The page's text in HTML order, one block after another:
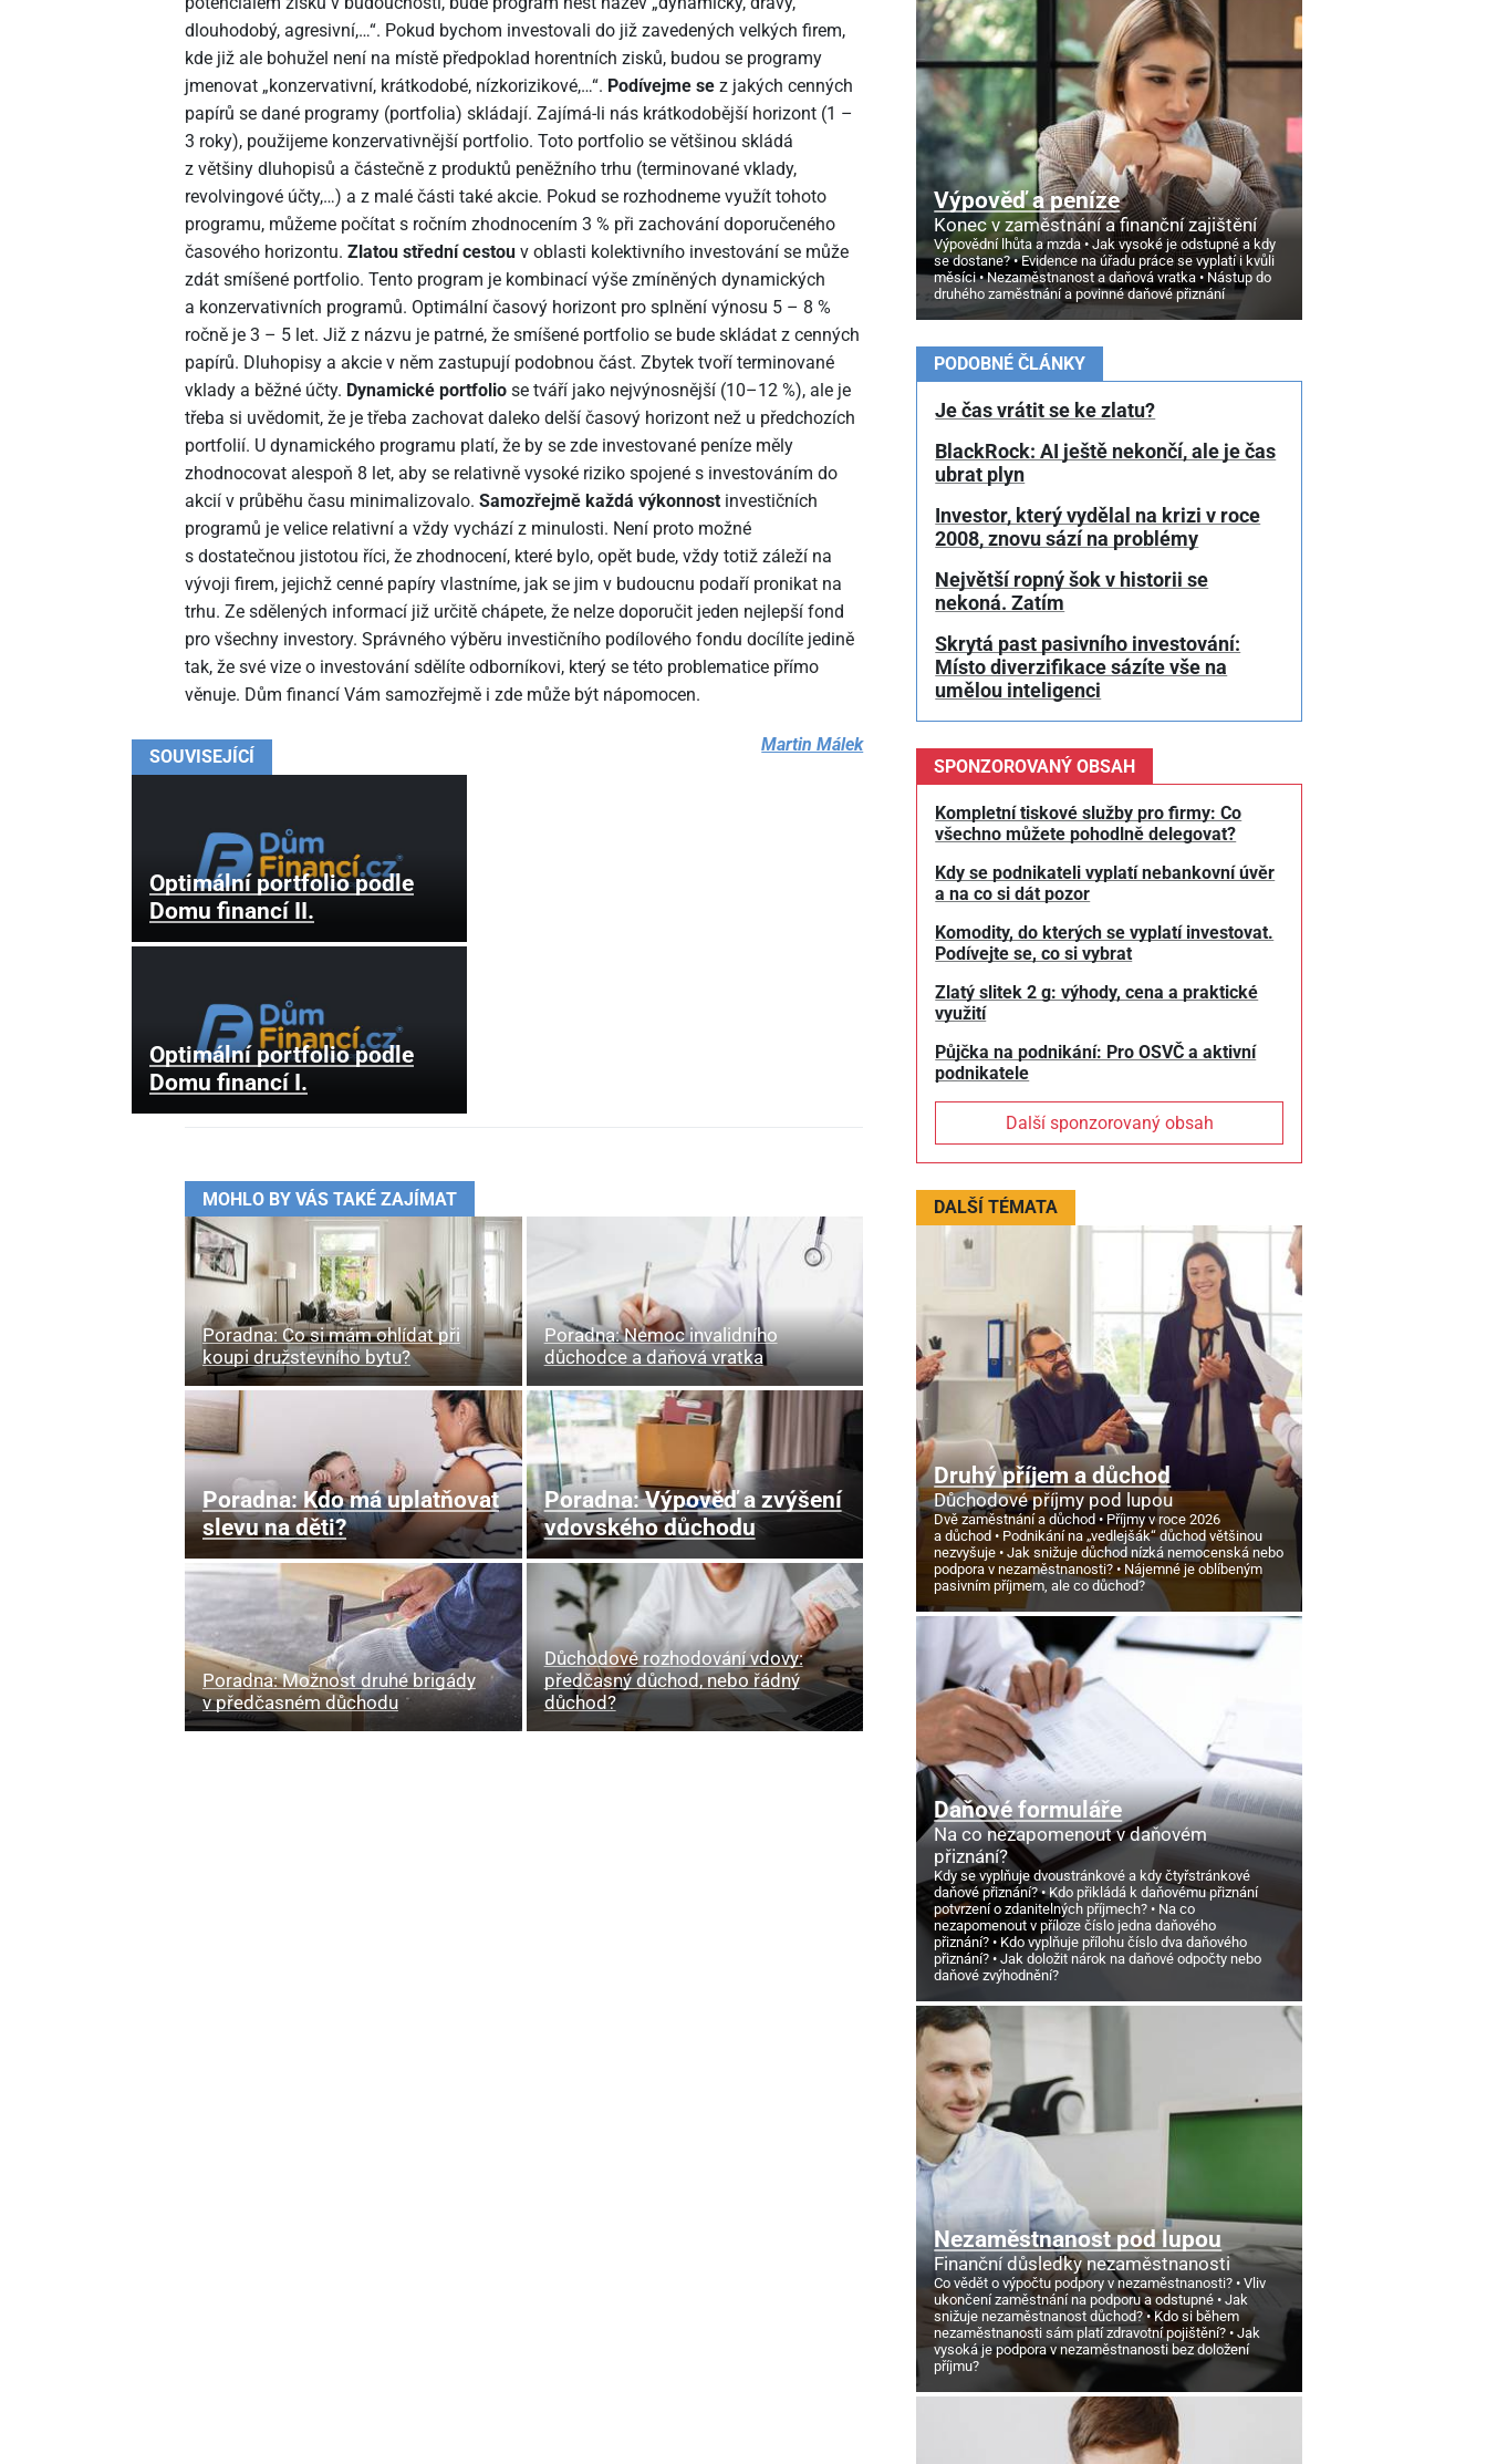
dlouhodobý, agresivní,…“. Pokud bychom investovali do již zavedených velkých firem,
kde již ale bohužel není na místě předpoklad horentních zisků, budou se programy
jmenovat „konzervativní, krátkodobé, nízkorizikové,…“. Podívejme se z jakých cenných
papírů se dané programy (portfolia) skládají. Zajímá-li nás krátkodobější horizont (1 –
3 roky), použijeme konzervativnější portfolio. Toto portfolio se většinou skládá
z většiny dluhopisů a částečně z produktů peněžního trhu (terminované vklady,
revolvingové účty,…) a z malé části také akcie. Pokud se rozhodneme využít tohoto
programu, můžeme počítat s ročním zhodnocením 3 % při zachování doporučeného
časového horizontu. Zlatou střední cestou v oblasti kolektivního investování se může
zdát smíšené portfolio. Tento program je kombinací výše zmíněných dynamických
a konzervativních programů. Optimální časový horizont pro splnění výnosu 5 – 8 %
ročně je 3 – 5 let. Již z názvu je patrné, že smíšené portfolio se bude skládat z cenných
papírů. Dluhopisy a akcie v něm zastupují podobnou část. Zbytek tvoří terminované
vklady a běžné účty. Dynamické portfolio se tváří jako nejvýnosnější (10–12 %), ale je
třeba si uvědomit, že je třeba zachovat daleko delší časový horizont než u předchozích
portfolií. U dynamického programu platí, že by se zde investované peníze měly
zhodnocovat alespoň 8 let, aby se relativně vysoké riziko spojené s investováním do
akcií v průběhu času minimalizovalo. Samozřejmě každá výkonnost investičních
programů je velice relativní a vždy vychází z minulosti. Není proto možné
s dostatečnou jistotou říci, že zhodnocení, které bylo, opět bude, vždy totiž záleží na
vývoji firem, jejichž cenné papíry vlastníme, jak se jim v budoucnu podaří pronikat na
trhu. Ze sdělených informací již určitě chápete, že nelze doporučit jeden nejlepší fond
pro všechny investory. Správného výběru investičního podílového fondu docílíte jedině
tak, že své vize o investování sdělíte odborníkovi, který se této problematice přímo
věnuje. Dům financí Vám samozřejmě i zde může být nápomocen.
SOUVISEJÍCÍ
Optimální portfolio podle
Domu financí II.
Optimální portfolio podle
Domu financí I.
Martin Málek
MOHLO BY VÁS TAKÉ ZAJÍMAT
Poradna: Co si mám ohlídat při
koupi družstevního bytu?
Poradna: Nemoc invalidního
důchodce a daňová vratka
Poradna: Kdo má uplatňovat
slevu na děti?
Poradna: Výpověď a zvýšení
vdovského důchodu
Poradna: Možnost druhé brigády
v předčasném důchodu
Důchodové rozhodování vdovy:
předčasný důchod, nebo řádný
důchod?
Výpověď a peníze
Konec v zaměstnání a finanční zajištění
Výpovědní lhůta a mzda
Jak vysoké je odstupné a kdy
se dostane?
Evidence na úřadu práce se vyplatí i kvůli
měsíci
Nezaměstnanost a daňová vratka
Nástup do
druhého zaměstnání a povinné daňové přiznání
PODOBNÉ ČLÁNKY
Je čas vrátit se ke zlatu?
BlackRock: AI ještě nekončí, ale je čas
ubrat plyn
Investor, který vydělal na krizi v roce
2008, znovu sází na problémy
Největší ropný šok v historii se
nekoná. Zatím
Skrytá past pasivního investování:
Místo diverzifikace sázíte vše na
umělou inteligenci
SPONZOROVANÝ OBSAH
Kompletní tiskové služby pro firmy: Co
všechno můžete pohodlně delegovat?
Kdy se podnikateli vyplatí nebankovní úvěr
a na co si dát pozor
Komodity, do kterých se vyplatí investovat.
Podívejte se, co si vybrat
Zlatý slitek 2 g: výhody, cena a praktické
využití
Půjčka na podnikání: Pro OSVČ a aktivní
podnikatele
Další sponzorovaný obsah
DALŠÍ TÉMATA
Druhý příjem a důchod
Důchodové příjmy pod lupou
Dvě zaměstnání a důchod
Příjmy v roce 2026
a důchod
Podnikání na „vedlejšák“ důchod většinou
nezvyšuje
Jak snižuje důchod nízká nemocenská nebo
podpora v nezaměstnanosti?
Nájemné je oblíbeným
pasivním příjmem, ale co důchod?
Daňové formuláře
Na co nezapomenout v daňovém
přiznání?
Kdy se vyplňuje dvoustránkové a kdy čtyřstránkové
daňové přiznání?
Kdo přikládá k daňovému přiznání
potvrzení o zdanitelných příjmech?
Na co
nezapomenout v příloze číslo jedna daňového
přiznání?
Kdo vyplňuje přílohu číslo dva daňového
přiznání?
Jak doložit nárok na daňové odpočty nebo
daňové zvýhodnění?
Nezaměstnanost pod lupou
Finanční důsledky nezaměstnanosti
Co vědět o výpočtu podpory v nezaměstnanosti?
Vliv
ukončení zaměstnání na podporu a odstupné
Jak
snižuje nezaměstnanost důchod?
Kdo si během
nezaměstnanosti sám platí zdravotní pojištění?
Jak
vysoká je podpora v nezaměstnanosti bez doložení
příjmu?